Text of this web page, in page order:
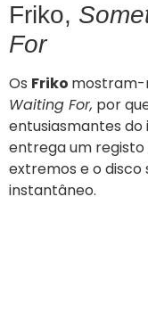
Friko,
For
Os Friko mostram-
Waiting For, por
entusiasmantes do
entrega um registo
extremos e o
instantâneo.